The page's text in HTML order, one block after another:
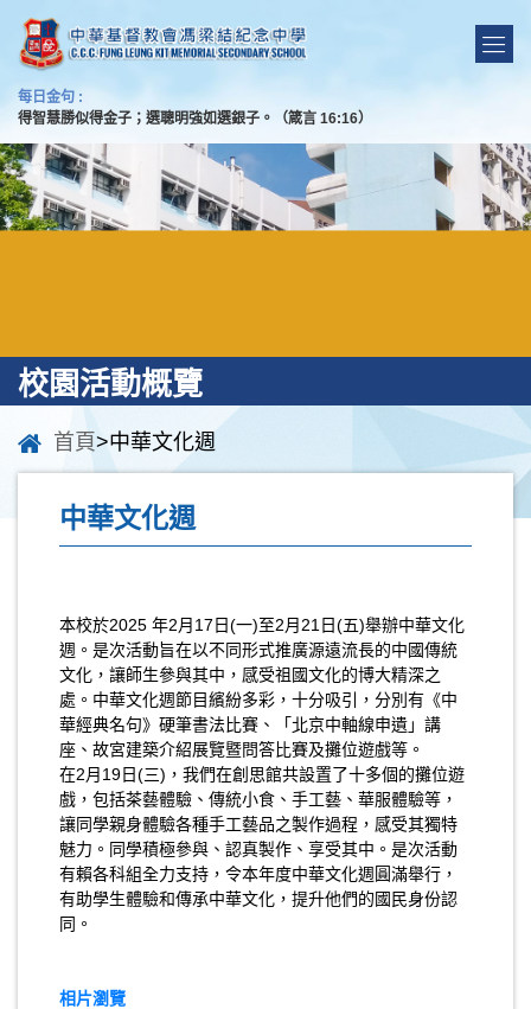
每日金句 :
得智慧勝似得金子；選聰明強如選銀子。（箴言 16:16）
校園活動概覽
首頁>中華文化週
中華文化週
本校於2025 年2月 17 日(一)至2月 21 日(五)舉辦中華文化
週。是次活動旨在以不同形式推廣源遠流長的中國傳統
文化，讓師生參與其中，感受祖國文化的博大精深之
處。中華文化週節目繽紛多彩，十分吸引，分別有《中
華經典名句》硬筆書法比賽、「北京中軸線申遺」講
座、故宮建築介紹展覽暨問答比賽及攤位遊戲等。
在2月 19日(三) ，我們在創思館共設置了十多個的攤位遊
戲，包括茶藝體驗、傳統小食、手工藝、華服體驗等，
讓同學親身體驗各種手工藝品之製作過程，感受其獨特
魅力。同學積極參與、認真製作、享受其中。是次活動
有賴各科組全力支持，令本年度中華文化週圓滿舉行，
有助學生體驗和傳承中華文化，提升他們的國民身份認
同。
相片瀏覽